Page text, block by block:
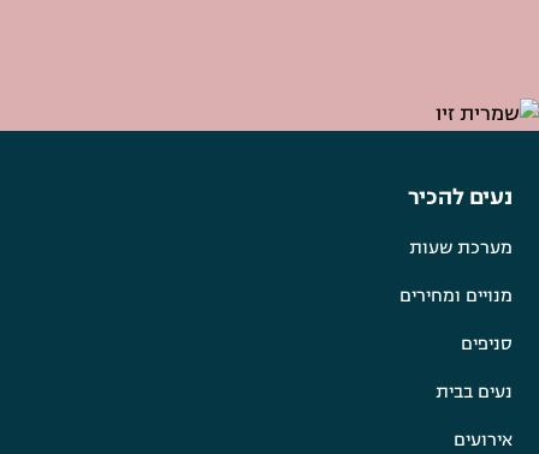
נעים להכיר
מערכת שעות
מנויים ומחירים
סניפים
נעים בבית
אירועים